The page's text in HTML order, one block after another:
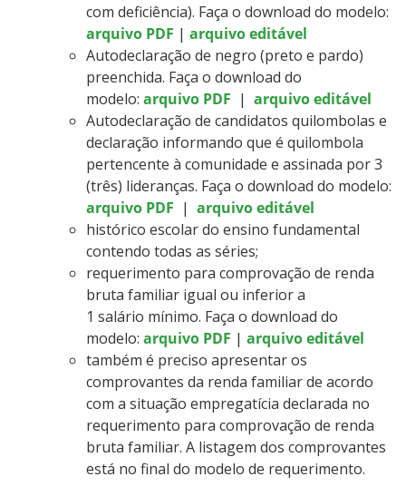
com deficiência). Faça o download do modelo:
arquivo PDF | arquivo editável
Autodeclaração de negro (preto e pardo)
preenchida. Faça o download do
modelo: arquivo PDF | arquivo editável
Autodeclaração de candidatos quilombolas e
declaração informando que é quilombola
pertencente à comunidade e assinada por 3
(três) lideranças. Faça o download do modelo:
arquivo PDF | arquivo editável
histórico escolar do ensino fundamental
contendo todas as séries;
requerimento para comprovação de renda
bruta familiar igual ou inferior a
1 salário mínimo. Faça o download do
modelo: arquivo PDF | arquivo editável
também é preciso apresentar os
comprovantes da renda familiar de acordo
com a situação empregatícia declarada no
requerimento para comprovação de renda
bruta familiar. A listagem dos comprovantes
está no final do modelo de requerimento.